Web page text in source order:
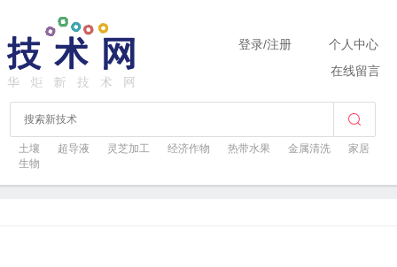
土壤 超导液 灵芝加工 经济作物 热带水果 金属清洗
家居
生物
登录/注册
个人中心
在线留言